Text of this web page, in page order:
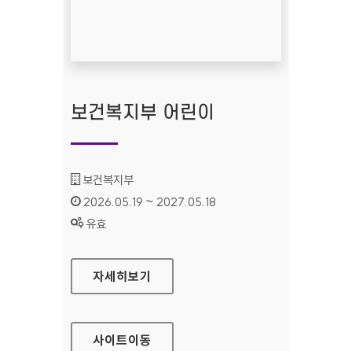
보건복지부 어린이
기관명 :
보건복지부
인증기간 :
2026.05.19 ~ 2027.05.18
상태 :
유효
보건복지부 어린이
자세히보기
사이트이동